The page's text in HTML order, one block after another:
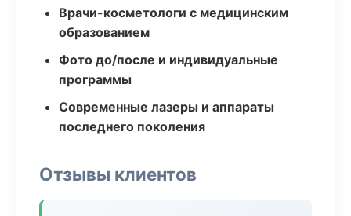
Врачи-косметологи с медицинским
образованием
Фото до/после и индивидуальные
программы
Современные лазеры и аппараты
последнего поколения
Отзывы клиентов